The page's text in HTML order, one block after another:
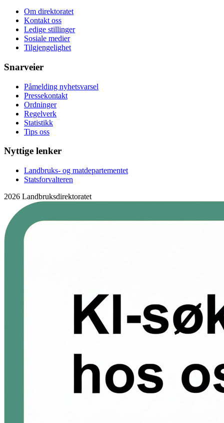
Om direktoratet
Kontakt oss
Ledige stillinger
Sosiale medier
Tilgjengelighet
Snarveier
Påmelding nyhetsvarsel
Pressekontakt
Ordninger
Regelverk
Statistikk
Tips oss
Nyttige lenker
Landbruks- og matdepartementet
Statsforvalteren
2026 Landbruksdirektoratet